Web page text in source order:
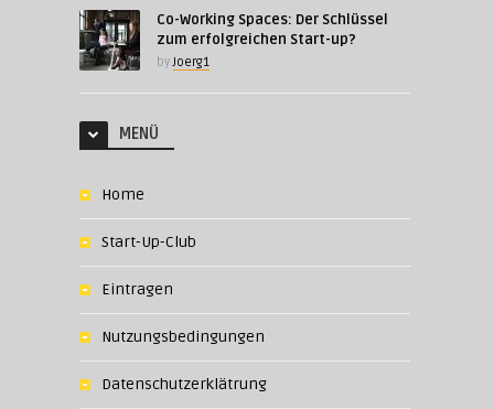
Co-Working Spaces: Der Schlüssel
zum erfolgreichen Start-up?
byJoerg1
MENÜ
Home
Start-Up-Club
Eintragen
Nutzungsbedingungen
Datenschutzerklätrung